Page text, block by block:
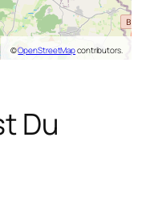
©OpenStreetMapcontributors.
Du